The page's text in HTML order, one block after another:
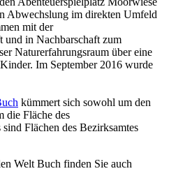
Abwechslung im direkten Umfeld
mit der
und in Nachbarschaft zum
Naturerfahrungsraum über eine
Im September 2016 wurde
kümmert sich sowohl um den
die Fläche des
Flächen des Bezirksamtes
Welt Buch finden Sie auch